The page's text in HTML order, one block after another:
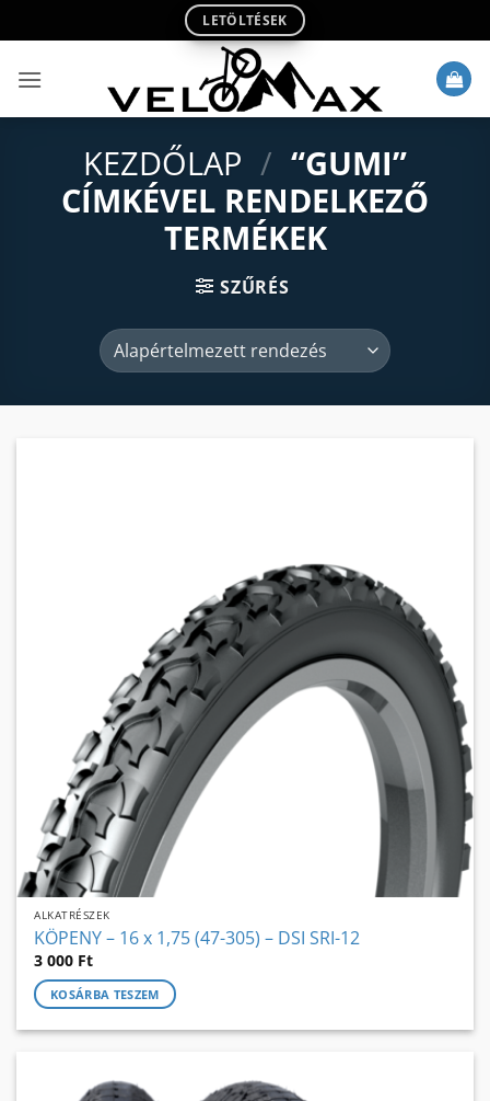
to
content
LETÖLTÉSEK
KEZDŐLAP / “GUMI”
CÍMKÉVEL RENDELKEZŐ
TERMÉKEK
SZŰRÉS
ALKATRÉSZEK
KÖPENY – 16 x 1,75 (47-305) – DSI SRI-12
3 000 Ft
KOSÁRBA TESZEM